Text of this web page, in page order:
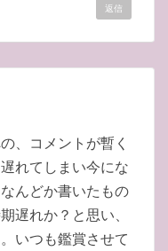
返信
、コメントが暫く
れてしまい今にな
んどか書いたもの
遅れか？と思い、
いつも鑑賞させて